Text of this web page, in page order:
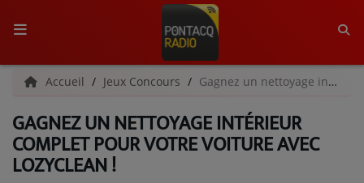
ACCUEIL
RADIO
QUI SOMMES-NOUS ?
Accueil Jeux Concours Gagnez un nettoyage intérieur complet pour votre voiture avec LozyClean !
GAGNEZ UN NETTOYAGE INTÉRIEUR
COMPLET POUR VOTRE VOITURE AVEC
LOZYCLEAN !